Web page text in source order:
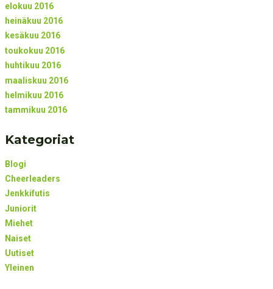
elokuu 2016
heinäkuu 2016
kesäkuu 2016
toukokuu 2016
huhtikuu 2016
maaliskuu 2016
helmikuu 2016
tammikuu 2016
Kategoriat
Blogi
Cheerleaders
Jenkkifutis
Juniorit
Miehet
Naiset
Uutiset
Yleinen